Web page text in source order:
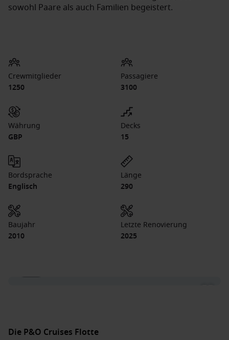
sowohl Paare als auch Familien begeistert.
Crewmitglieder
1250
Passagiere
3100
Währung
GBP
Decks
15
Bordsprache
Englisch
Länge
290
Baujahr
2010
Letzte Renovierung
2025
Die P&O Cruises Flotte